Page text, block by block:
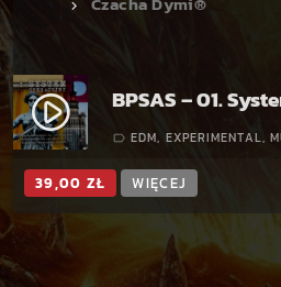
play_circle_filled BPSAS – 01.
label_outline EDM, EXPERIMENTAL,
39,00 ZŁ WIĘCEJ